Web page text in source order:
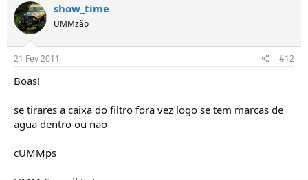
show_time
UMMzão
21 Fev 2011 #12
Boas!
se tirares a caixa do filtro fora vez logo se tem marcas de
agua dentro ou nao
cUMMps